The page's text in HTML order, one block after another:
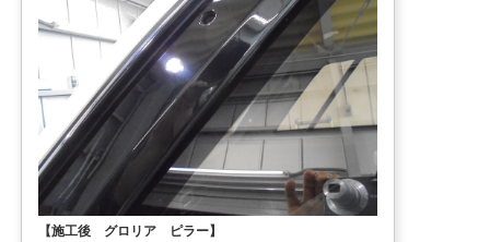
【施工後 グロリア ピラー】